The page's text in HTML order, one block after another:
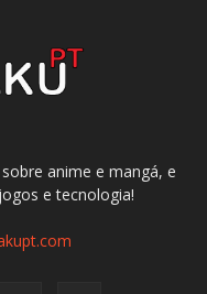
anime e mangá, e
e tecnologia!